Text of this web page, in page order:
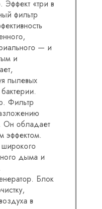
Эффект «три в
фильтр
— и
и
пылевых
Фильтр
Он обладает
эффектом.
дыма и
Блок
в